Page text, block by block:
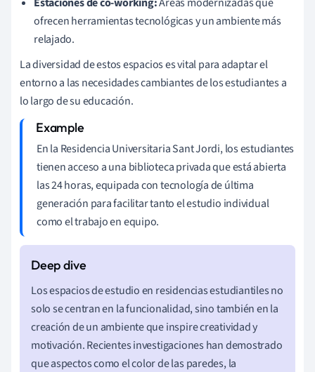
ofrecen herramientas tecnológicas y un ambiente más
relajado.
La diversidad de estos espacios es vital para adaptar el
entorno a las necesidades cambiantes de los estudiantes a
lo largo de su educación.
En la Residencia Universitaria Sant Jordi, los estudiantes
tienen acceso a una biblioteca privada que está abierta
las 24 horas, equipada con tecnología de última
generación para facilitar tanto el estudio individual
como el trabajo en equipo.
Los espacios de estudio en residencias estudiantiles no
solo se centran en la funcionalidad, sino también en la
creación de un ambiente que inspire creatividad y
motivación. Recientes investigaciones han demostrado
que aspectos como el color de las paredes, la